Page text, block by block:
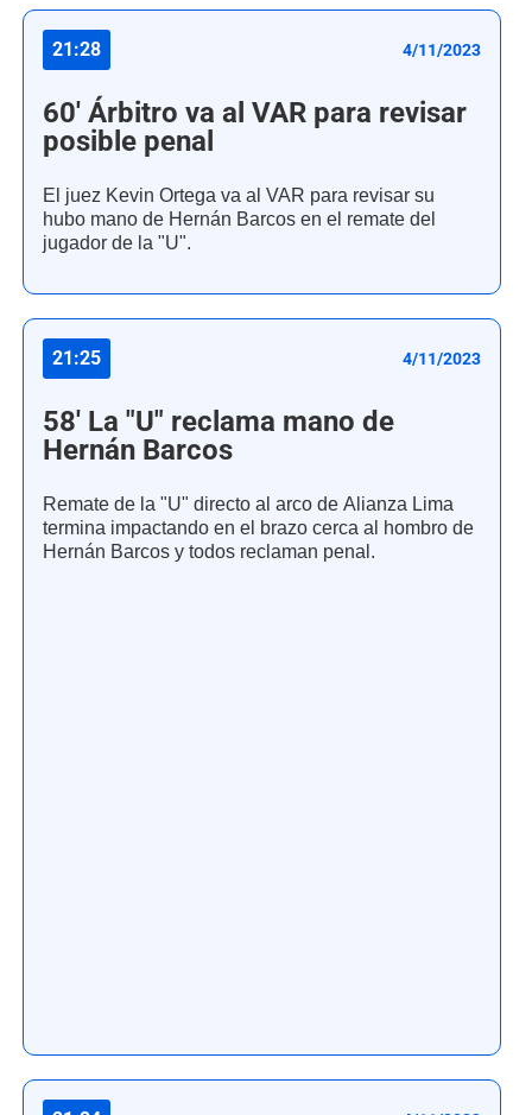
21:28 4/11/2023
60' Árbitro va al VAR para revisar
posible penal
El juez Kevin Ortega va al VAR para revisar su
hubo mano de Hernán Barcos en el remate del
jugador de la "U".
21:25 4/11/2023
58' La "U" reclama mano de
Hernán Barcos
Remate de la "U" directo al arco de Alianza Lima
termina impactando en el brazo cerca al hombro de
Hernán Barcos y todos reclaman penal.